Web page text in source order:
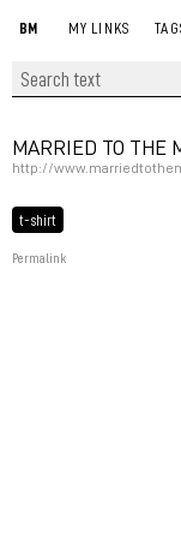
BM MY LINKS
MARRIED TO THE
http://
t-shirt
Permalink